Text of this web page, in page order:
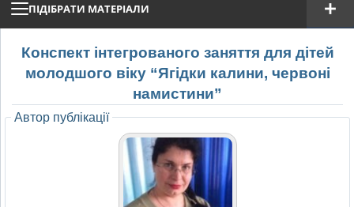
ПІДІБРАТИ МАТЕРІАЛИ
Конспект інтегрованого заняття для дітей
молодшого віку “Ягідки калини, червоні
намистини”
Автор публікації